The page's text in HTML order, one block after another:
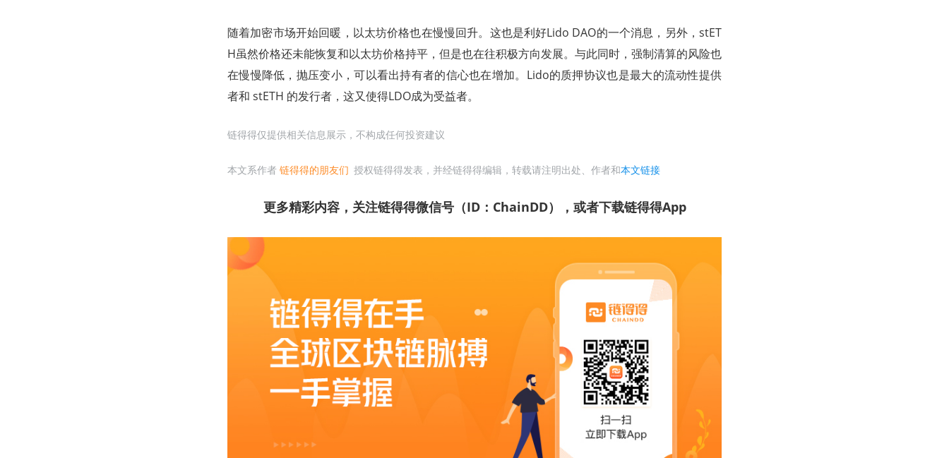
随着加密市场开始回暖，以太坊价格也在慢慢回升。这也是利好Lido DAO的一个消息，另外，stET
H虽然价格还未能恢复和以太坊价格持平，但是也在往积极方向发展。与此同时，强制清算的风险也
在慢慢降低，抛压变小，可以看出持有者的信心也在增加。Lido的质押协议也是最大的流动性提供
者和 stETH 的发行者，这又使得LDO成为受益者。
链得得仅提供相关信息展示，不构成任何投资建议
本文系作者 链得得的朋友们 授权链得得发表，并经链得得编辑，转载请注明出处、作者和本文链接
更多精彩内容，关注链得得微信号（ID：ChainDD），或者下载链得得App